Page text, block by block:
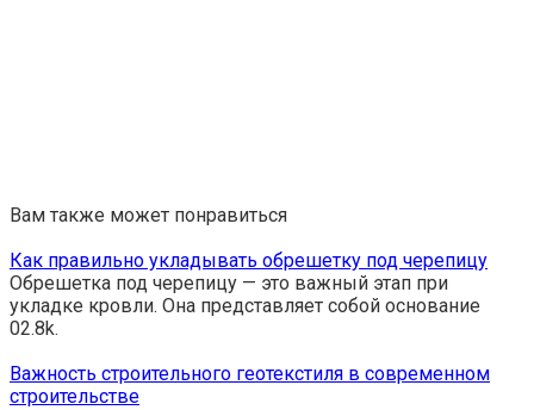
Вам также может понравиться
Как правильно укладывать обрешетку под черепицу
Обрешетка под черепицу — это важный этап при
укладке кровли. Она представляет собой основание
02.8k.
Важность строительного геотекстиля в современном
строительстве